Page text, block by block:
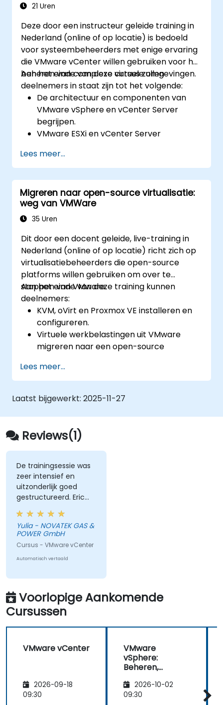
21 Uren
Deze door een instructeur geleide training in
Nederland (online of op locatie) is bedoeld
voor systeembeheerders met enige ervaring
die VMware vCenter willen gebruiken voor het
beheren van complexe virtuele omgevingen.
Aan het einde van deze cursus zullen
deelnemers in staat zijn tot het volgende:
De architectuur en componenten van
VMware vSphere en vCenter Server
begrijpen.
VMware ESXi en vCenter Server
Geavanceerde netwerk- en
opslagconfiguraties implementeren.
Virtuele machines maken, beheren en
migreren.
Een hoge beschikbaarheid en disaster
recovery waarborgen in een
vSphere-taken automatiseren en het
levenscyclusbeheer en de upgrades
afhandelen.
Veelvoorkomende problemen oplossen
en best practices toepassen.
Lees meer...
Migreren naar open-source virtualisatie:
weg van VMWare
35 Uren
Dit door een docent geleide, live-training in
Nederland (online of op locatie) richt zich op
virtualisatiebeheerders die open-source
platforms willen gebruiken om over te
stappen van VMware.
Aan het einde van deze training kunnen
deelnemers:
KVM, oVirt en Proxmox VE installeren en
configureren.
Virtuele werkbelastingen uit VMware
migreren naar een open-source
High availability- en disaster recovery-
mechanismen implementeren.
De prestaties optimaliseren binnen
open-source virtualisatieomgevingen.
Lees meer...
Laatst bijgewerkt: 2025-11-27
Reviews(1)
De trainingsessie was
zeer intensief en
uitzonderlijk goed
gestructureerd. Eric
gaf ons uitgebreide
materialen en
praktische labo's met
echte voorbeelden,
wat onze leerervaring
aanzienlijk verhoogde.
het geplande schema
en slopen efficiënt
secties over die
irrelevant waren voor
mate van
grondig en effectief
te beantwoorden.
Yulia - NOVATEK GAS &
POWER GmbH
Cursus - VMware vCenter
Automatisch vertaald
Voorlopige Aankomende
Cursussen
VMware vCenter
2026-09-18
09:30
VMware
vSphere:
Beheren,
beveiligen
2026-10-02
09:30